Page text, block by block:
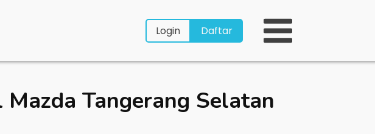
Login Daftar
Mazda Tangerang Selatan